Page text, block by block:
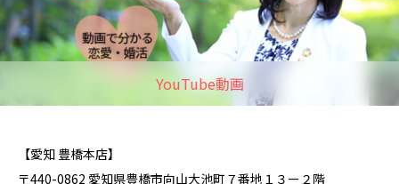
YouTube動画
【愛知 豊橋本店】
〒440-0862 愛知県豊橋市向山大池町７番地１３ー２階